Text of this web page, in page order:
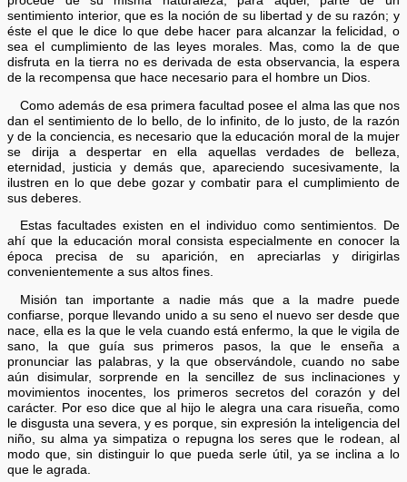
sentimiento interior, que es la noción de su libertad y de su razón; y
éste el que le dice lo que debe hacer para alcanzar la felicidad, o
sea el cumplimiento de las leyes morales. Mas, como la de que
disfruta en la tierra no es derivada de esta observancia, la espera
de la recompensa que hace necesario para el hombre un Dios.
Como además de esa primera facultad posee el alma las que nos
dan el sentimiento de lo bello, de lo infinito, de lo justo, de la razón
y de la conciencia, es necesario que la educación moral de la mujer
se dirija a despertar en ella aquellas verdades de belleza,
eternidad, justicia y demás que, apareciendo sucesivamente, la
ilustren en lo que debe gozar y combatir para el cumplimiento de
sus deberes.
Estas facultades existen en el individuo como sentimientos. De
ahí que la educación moral consista especialmente en conocer la
época precisa de su aparición, en apreciarlas y dirigirlas
convenientemente a sus altos fines.
Misión tan importante a nadie más que a la madre puede
confiarse, porque llevando unido a su seno el nuevo ser desde que
nace, ella es la que le vela cuando está enfermo, la que le vigila de
sano, la que guía sus primeros pasos, la que le enseña a
pronunciar las palabras, y la que observándole, cuando no sabe
aún disimular, sorprende en la sencillez de sus inclinaciones y
movimientos inocentes, los primeros secretos del corazón y del
carácter. Por eso dice que al hijo le alegra una cara risueña, como
le disgusta una severa, y es porque, sin expresión la inteligencia del
niño, su alma ya simpatiza o repugna los seres que le rodean, al
modo que, sin distinguir lo que pueda serle útil, ya se inclina a lo
que le agrada.